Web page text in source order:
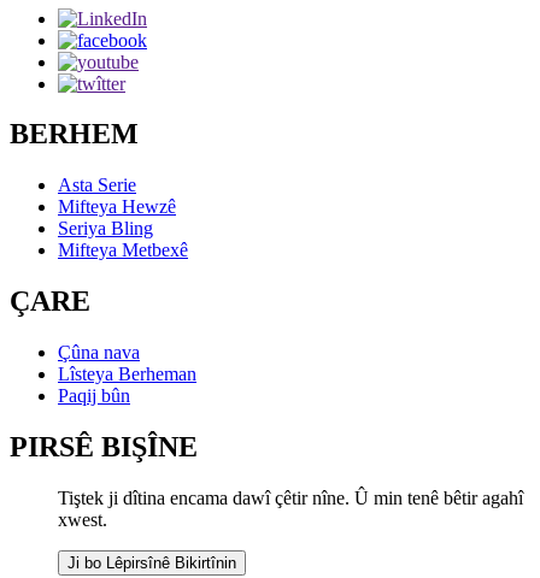
BERHEM
Asta Serie
Mifteya Hewzê
Seriya Bling
Mifteya Metbexê
ÇARE
Çûna nava
Lîsteya Berheman
Paqij bûn
PIRSÊ BIŞÎNE
Tiştek ji dîtina encama dawî çêtir nîne. Û min tenê bêtir agahî
xwest.
Ji bo Lêpirsînê Bikirtînin